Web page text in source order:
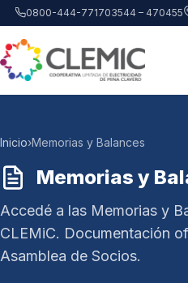
Saltar al contenido principal
0800-444-771703544 – 470455
Inicio›Memorias y Balances
Memorias y
Accedé a las Memorias y
CLEMiC. Documentación
Asamblea de Socios.